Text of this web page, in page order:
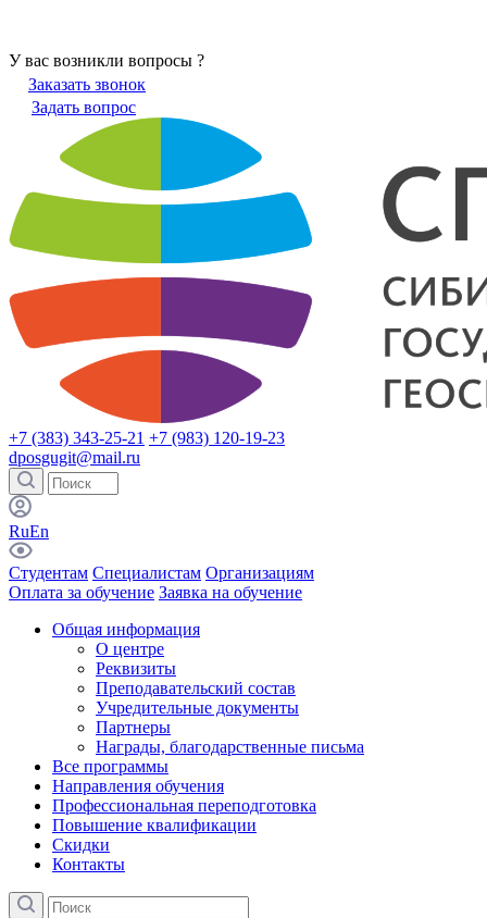
У вас возникли вопросы ?
Заказать звонок
Задать вопрос
+7 (383) 343-25-21 +7 (983) 120-19-23
dposgugit@mail.ru
RuEn
Студентам Специалистам Организациям
Оплата за обучение Заявка на обучение
Общая информация
О центре
Реквизиты
Преподавательский состав
Учредительные документы
Партнеры
Награды, благодарственные письма
Все программы
Направления обучения
Профессиональная переподготовка
Повышение квалификации
Скидки
Контакты